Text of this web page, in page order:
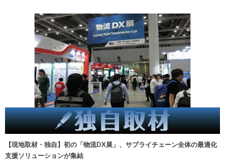
【現地取材・独自】初の「物流DX展」、サプライチェーン全体の最適化
支援ソリューションが集結